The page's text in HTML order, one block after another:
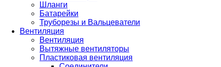
Шланги
Батарейки
Труборезы и Вальцеватели
Вентиляция
Вентиляция
Вытяжные вентиляторы
Пластиковая вентиляция